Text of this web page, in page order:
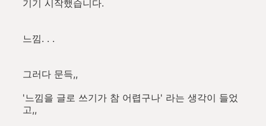
기기 시작했습니다.
느낌. . .
그러다 문득,,
'느낌을 글로 쓰기가 참 어렵구나' 라는 생각이 들었
고,,